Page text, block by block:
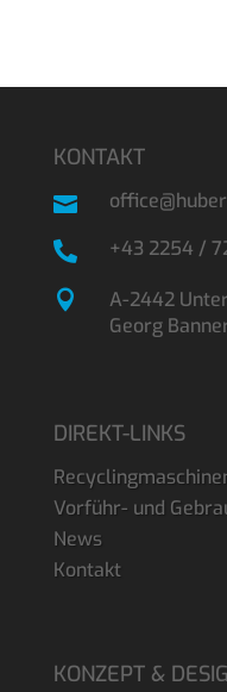
KONTAKT


+43 2254 /

A-2442
Georg
DIREKT-LINKS
Vorführ- und
News
Kontakt
KONZEPT &